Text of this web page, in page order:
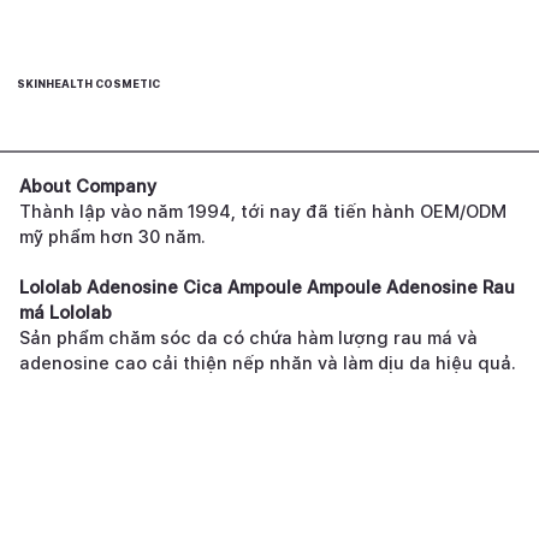
SKINHEALTH COSMETIC
About Company
Thành lập vào năm 1994, tới nay đã tiến hành OEM/ODM
mỹ phẩm hơn 30 năm.
Lololab Adenosine Cica Ampoule Ampoule Adenosine Rau
má Lololab
Sản phẩm chăm sóc da có chứa hàm lượng rau má và
adenosine cao cải thiện nếp nhăn và làm dịu da hiệu quả.